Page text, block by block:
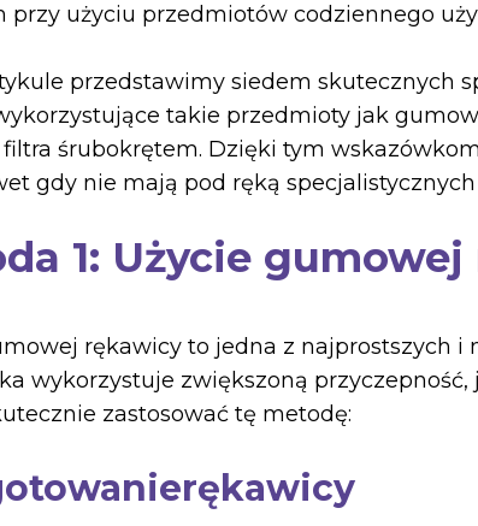
przy użyciu przedmiotów codziennego
przedstawimy siedem skutecznych
takie przedmioty jak
śrubokrętem. Dzięki tym
gdy nie mają pod ręką
1: Użycie
rękawicy to jedna z najprostszych
wykorzystuje zwiększoną
zastosować tę metodę: